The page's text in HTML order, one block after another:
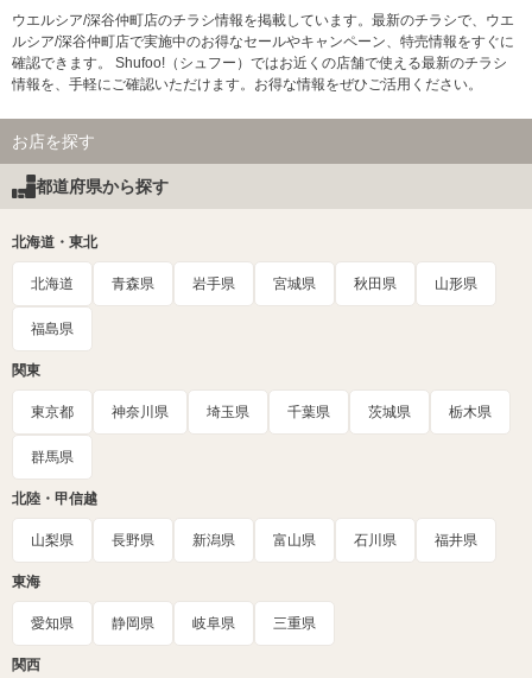
ウエルシア/深谷仲町店のチラシ情報を掲載しています。最新のチラシで、ウエ
ルシア/深谷仲町店で実施中のお得なセールやキャンペーン、特売情報をすぐに
確認できます。 Shufoo!（シュフー）ではお近くの店舗で使える最新のチラシ
情報を、手軽にご確認いただけます。お得な情報をぜひご活用ください。
お店を探す
都道府県から探す
北海道・東北
北海道 青森県 岩手県 宮城県 秋田県 山形県
福島県
関東
東京都 神奈川県 埼玉県 千葉県 茨城県 栃木県
群馬県
北陸・甲信越
山梨県 長野県 新潟県 富山県 石川県 福井県
東海
愛知県 静岡県 岐阜県 三重県
関西